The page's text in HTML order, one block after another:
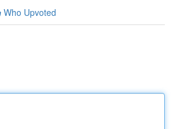
Who Upvoted